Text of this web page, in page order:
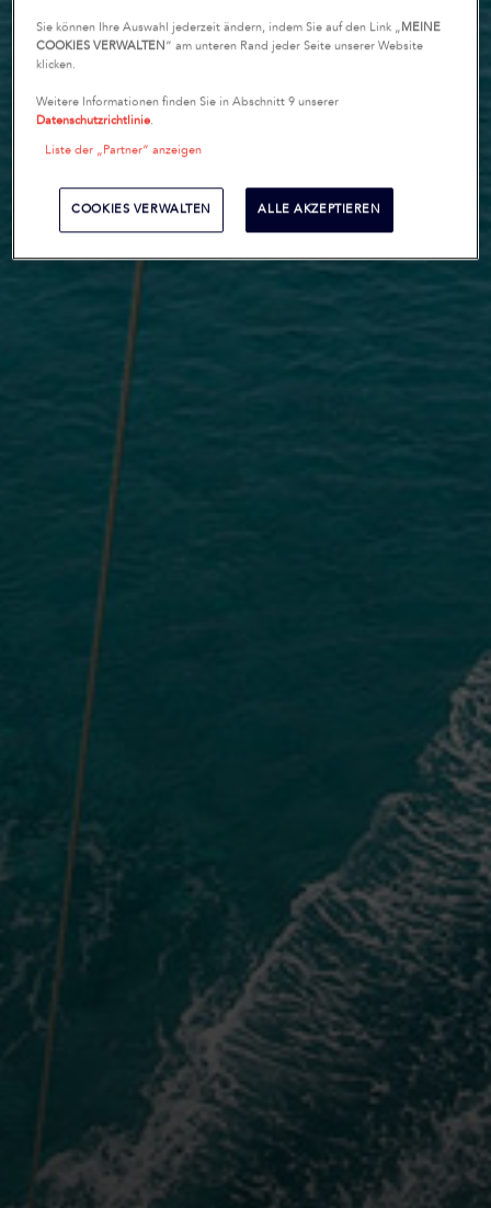
Sie können Ihre Auswahl jederzeit ändern, indem Sie auf den Link „MEINE
COOKIES VERWALTEN“ am unteren Rand jeder Seite unserer Website
klicken.
Weitere Informationen finden Sie in Abschnitt 9 unserer
Datenschutzrichtlinie.
Liste der „Partner“ anzeigen
COOKIES VERWALTEN ALLE AKZEPTIEREN